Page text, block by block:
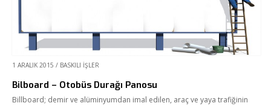
1 ARALIK 2015 / BASKILI İŞLER
Bilboard – Otobüs Durağı Panosu
Billboard; demir ve alüminyumdan imal edilen, araç ve yaya trafiğinin